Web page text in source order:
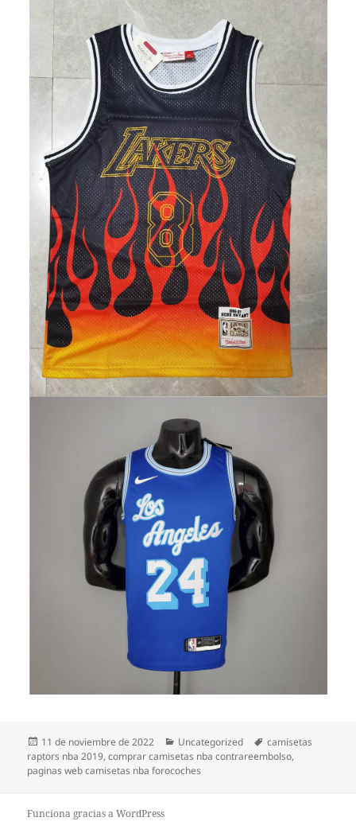
Publicado
el
11 de noviembre de 2022 Categorías
Uncategorized Etiquetas
camisetas
raptors nba 2019,comprar camisetas nba contrareembolso,
paginas web camisetas nba forocoches
Funciona gracias a WordPress